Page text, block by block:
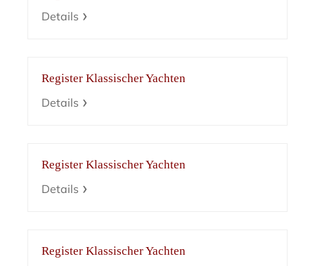
Details
Register Klassischer Yachten
Details
Register Klassischer Yachten
Details
Register Klassischer Yachten